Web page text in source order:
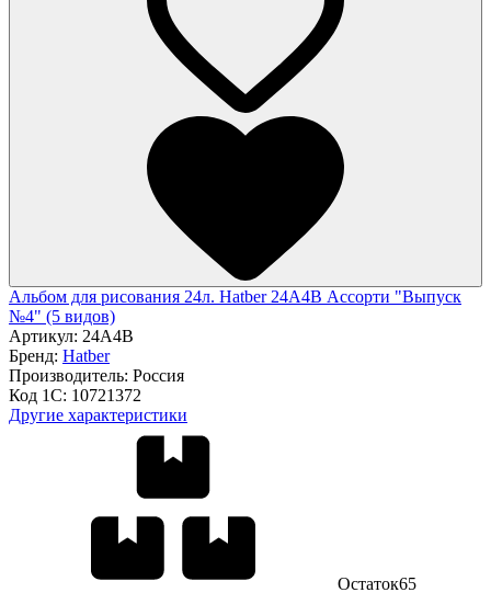
Альбом для рисования 24л. Hatber 24А4В Ассорти "Выпуск
№4" (5 видов)
Артикул: 24А4В
Бренд: Hatber
Производитель: Россия
Код 1С: 10721372
Другие характеристики
Остаток65